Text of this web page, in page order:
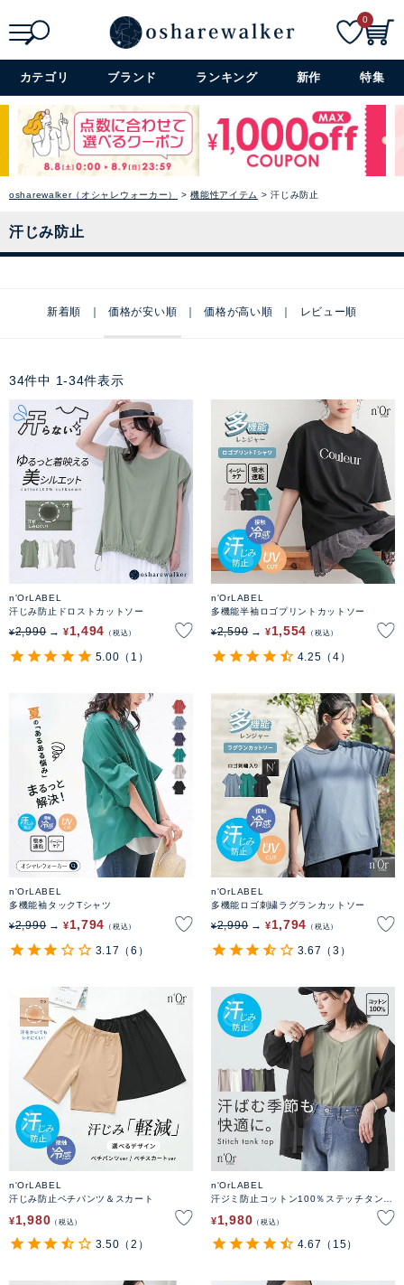
詳細検索+
0
カテゴリ ブランド ランキング 新作 特集
osharewalker（オシャレウォーカー） 機能性アイテム 汗じみ防止
汗じみ防止
新着順 価格が安い順 価格が高い順 レビュー順
34件中 1-34件表示
n'OrLABEL
汗じみ防止ドロストカットソー
¥2,990 ¥1,494 税込
5.00 （1）
n'OrLABEL
多機能半袖ロゴプリントカットソー
¥2,590 ¥1,554 税込
4.25 （4）
n'OrLABEL
多機能袖タックTシャツ
¥2,990 ¥1,794 税込
3.17 （6）
n'OrLABEL
多機能ロゴ刺繍ラグランカットソー
¥2,990 ¥1,794 税込
3.67 （3）
n'OrLABEL
汗じみ防止ペチパンツ＆スカート
¥1,980 税込
3.50 （2）
n'OrLABEL
汗ジミ防止コットン100％ステッチタンク
¥1,980 税込
4.67 （15）